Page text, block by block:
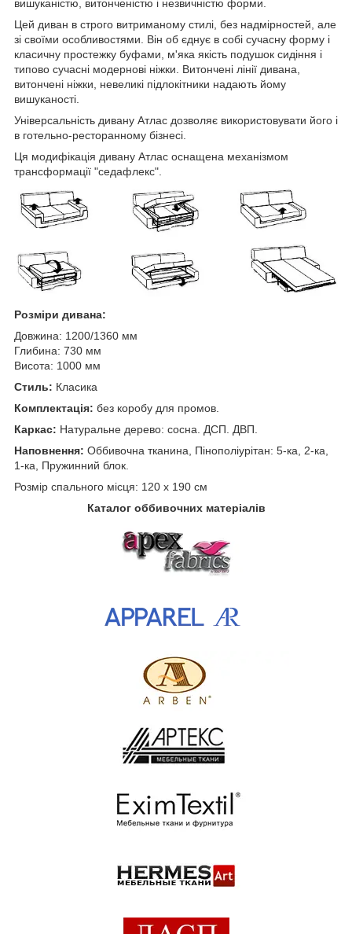
вишуканістю, витонченістю і незвичністю форми.
Цей диван в строго витриманому стилі, без надмірностей, але
зі своїми особливостями. Він об єднує в собі сучасну форму і
класичну простежку буфами, м'яка якість подушок сидіння і
типово сучасні модернові ніжки. Витончені лінії дивана,
витончені ніжки, невеликі підлокітники надають йому
вишуканості.
Універсальність дивану Атлас дозволяє використовувати його і
в готельно-ресторанному бізнесі.
Ця модифікація дивану Атлас оснащена механізмом
трансформації "седафлекс".
Розміри дивана:
Довжина: 1200/1360 мм
Глибина: 730 мм
Висота: 1000 мм
Стиль: Класика
Комплектація: без коробу для промов.
Каркас: Натуральне дерево: сосна. ДСП. ДВП.
Наповнення: Оббивочна тканина, Пінополіурітан: 5-ка, 2-ка,
1-ка, Пружинний блок.
Розмір спального місця: 120 х 190 см
Каталог оббивочних матеріалів